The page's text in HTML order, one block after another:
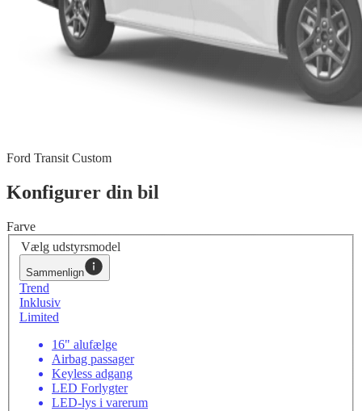
Ford Transit Custom
Konfigurer din bil
Farve
Vælg udstyrsmodel
Sammenlign
Trend
Inklusiv
Limited
16" alufælge
Airbag passager
Keyless adgang
LED Forlygter
LED-lys i varerum